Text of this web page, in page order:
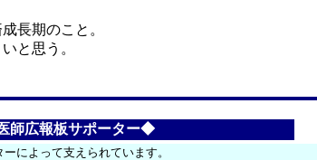
長期のこと。
と思う。
師広報板サポーター◆
によって支えられています。